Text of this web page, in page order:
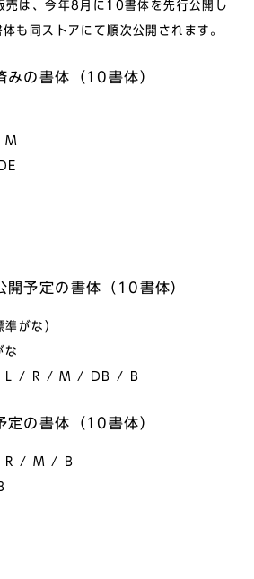
は、今年8月に10書体を先行公開し
も同ストアにて順次公開されます。
の書体（10書体）
M
予定の書体（10書体）
がな）
/ L / R / M / DB / B
の書体（10書体）
R / M / B